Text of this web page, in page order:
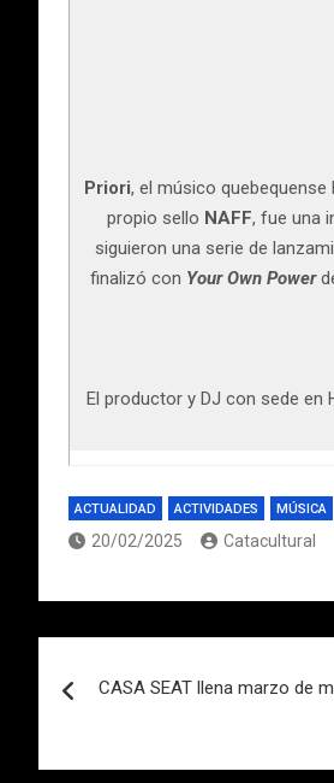
Priori, el músico
propio sello NAFF, fue una
siguieron una serie de
finalizó con Your Own Power
El productor y DJ con sede en
ACTUALIDAD ACTIVIDADES MÚSICA
20/02/2025 Catacultural
de
entradas
CASA SEAT llena marzo de